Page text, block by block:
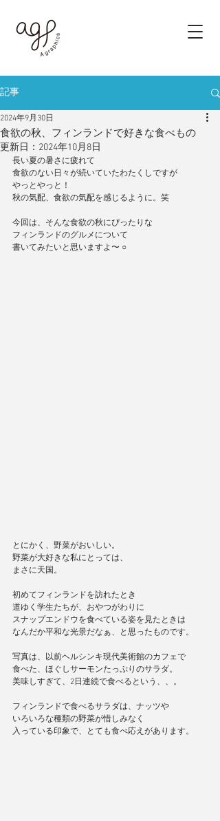
記事
食欲の秋、フィンランドで好きな食べもの
2024年9月30日
更新日： 2024年10月8日
長い夏の暑さに疲れて
食欲のない日々が続いていたわたくしですが
やっとやっと！
秋の気配、食欲の気配を感じるように。笑
今回は、そんな食欲の秋にぴったりな
フィンランドのグルメについて
書いてみたいと思いますよ〜 ○
とにかく、野菜がおいしい。
野菜が大好きな私にとっては、
まさに天国。
初めてフィンランドを訪れたとき
道ゆく学生たちが、おやつがわりに
スナップエンドウを食べている姿を見たときは
なんだか平和な光景だなぁ、と思ったものです。
写真は、以前ヘルシンキ現代美術館のカフェで
食べた、ほぐしサーモンたっぷりのサラダ。
美味しすぎて、2日連続で食べるという、、。
フィンランドで食べるサラダは、ナッツや
いろいろな種類の野菜が惜しみなく
入っている印象で、とても食べ応えがあります。